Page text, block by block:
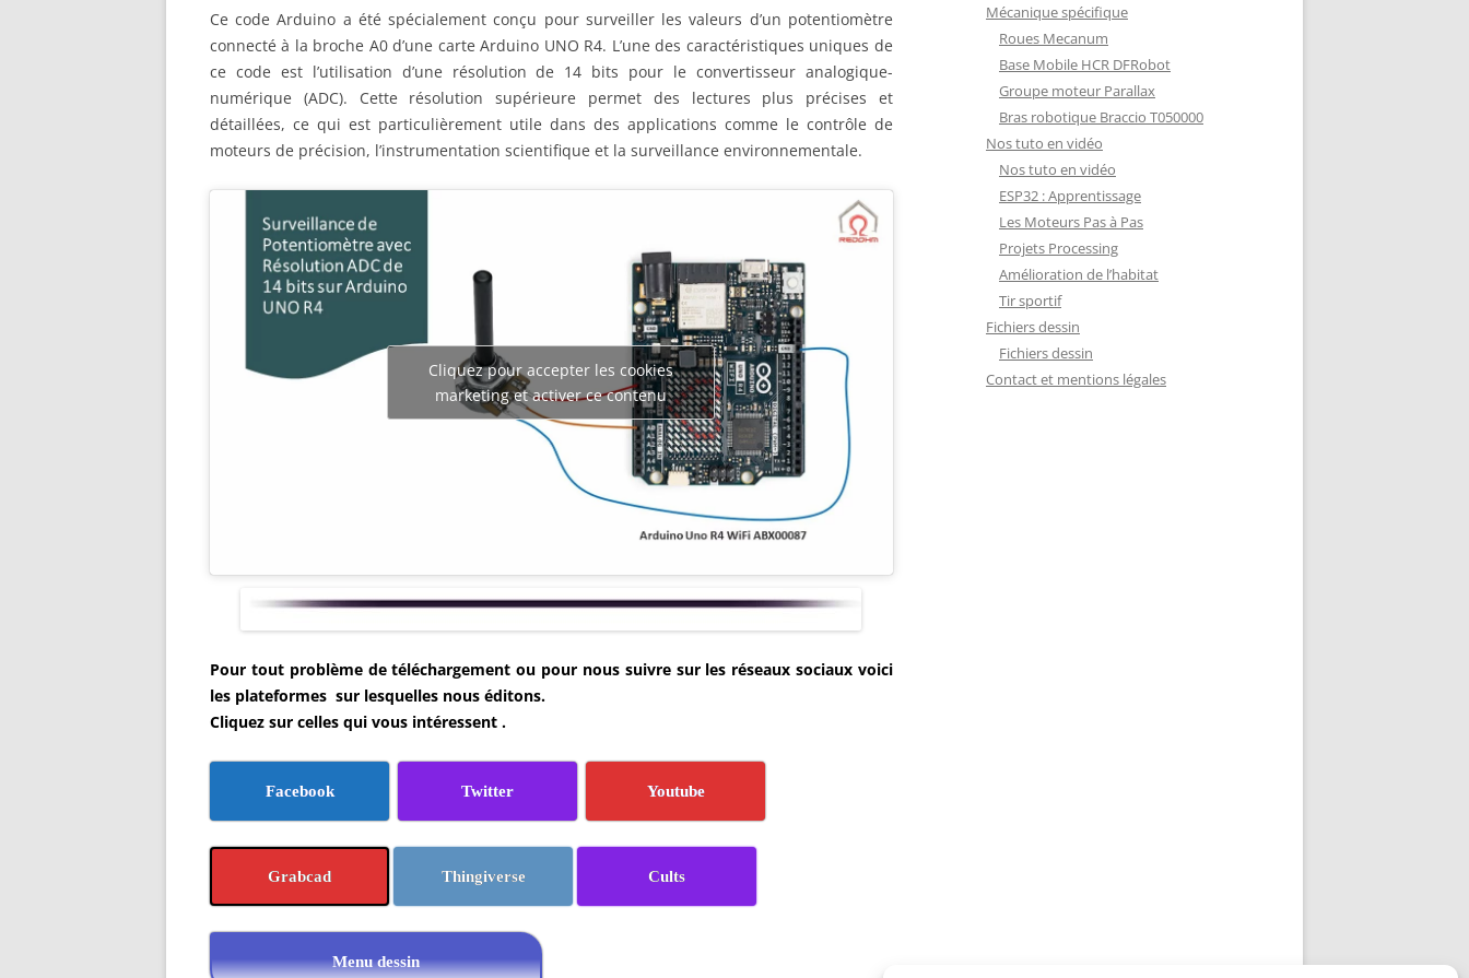
Ce code Arduino a été spécialement conçu pour surveiller les valeurs d’un potentiomètre
connecté à la broche A0 d’une carte Arduino UNO R4. L’une des caractéristiques uniques de
ce code est l’utilisation d’une résolution de 14 bits pour le convertisseur analogique-
numérique (ADC). Cette résolution supérieure permet des lectures plus précises et
détaillées, ce qui est particulièrement utile dans des applications comme le contrôle de
moteurs de précision, l’instrumentation scientifique et la surveillance environnementale.
Cliquez pour accepter les cookies
marketing et activer ce contenu
Pour tout problème de téléchargement ou pour nous suivre sur les réseaux sociaux voici
les plateformes sur lesquelles nous éditons.
Cliquez sur celles qui vous intéressent .
Facebook Twitter Youtube
Grabcad Thingiverse Cults
Menu dessin
Mécanique spécifique
Roues Mecanum
Base Mobile HCR DFRobot
Groupe moteur Parallax
Bras robotique Braccio T050000
Nos tuto en vidéo
Nos tuto en vidéo
ESP32 : Apprentissage
Les Moteurs Pas à Pas
Projets Processing
Amélioration de l’habitat
Tir sportif
Fichiers dessin
Fichiers dessin
Contact et mentions légales